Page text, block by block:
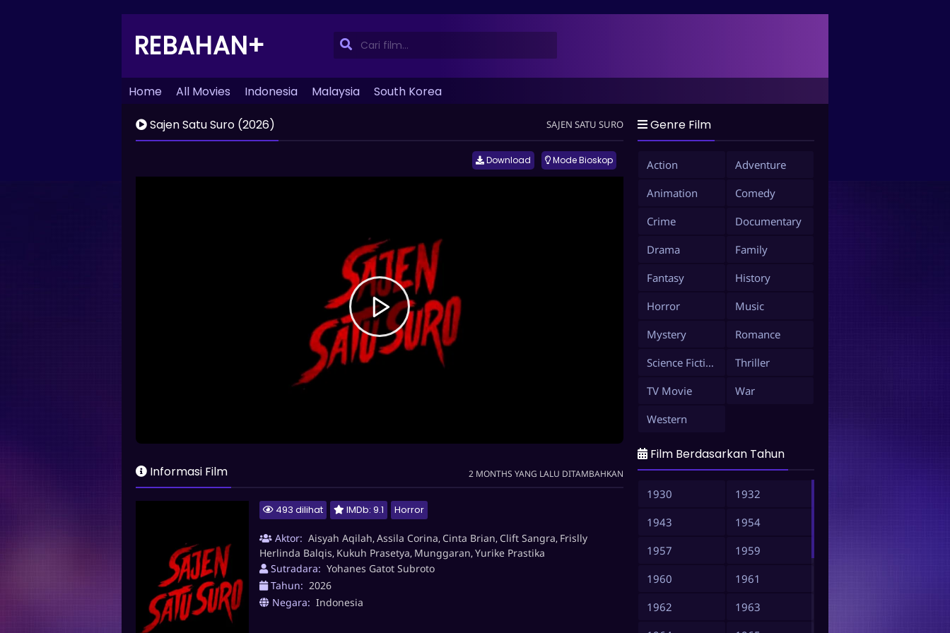
REBAHAN+
Home All Movies Indonesia Malaysia South Korea
Sajen Satu Suro (2026) SAJEN SATU SURO
Mode Bioskop
Download
Informasi Film 2 MONTHS YANG LALU DITAMBAHKAN
493 dilihat IMDb: 9.1 Horror
Aktor: Aisyah Aqilah,Assila Corina, Cinta Brian, Clift Sangra, Frislly
Herlinda Balqis, Kukuh Prasetya, Munggaran,Yurike Prastika
Sutradara: Yohanes Gatot Subroto
Tahun: 2026
Negara: Indonesia
Genre Film
Action
Adventure
Animation
Comedy
Crime
Documentary
Drama
Family
Fantasy
History
Horror
Music
Mystery
Romance
Science Fiction
Thriller
TV Movie
War
Western
Film Berdasarkan Tahun
1930
1932
1943
1954
1957
1959
1960
1961
1962
1963